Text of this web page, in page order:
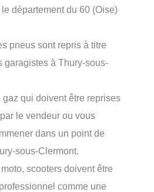
département du 60 (Oise)
pneus sont repris à titre
garagistes à Thury-sous-
qui doivent être reprises
le vendeur ou vous
dans un point de
sous-Clermont.
scooters doivent être
comme une